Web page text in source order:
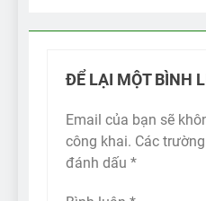
ĐỂ LẠI MỘT BÌNH
Email của bạn sẽ
công khai. Các
đánh dấu *